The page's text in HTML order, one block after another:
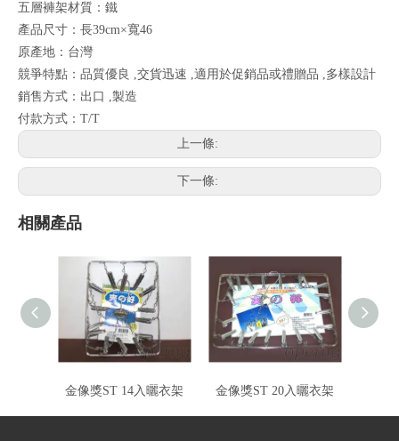
五層褲架材質：鐵
產品尺寸：長39cm×寬46
原產地：台灣
競爭特點：品質優良 ,交貨迅速 ,適用於促銷品或禮贈品 ,多樣設計
銷售方式：出口 ,製造
付款方式：T/T
上一條:
下一條:
相關產品
金像獎ST 14入曬衣架 金像獎ST 20入曬衣架